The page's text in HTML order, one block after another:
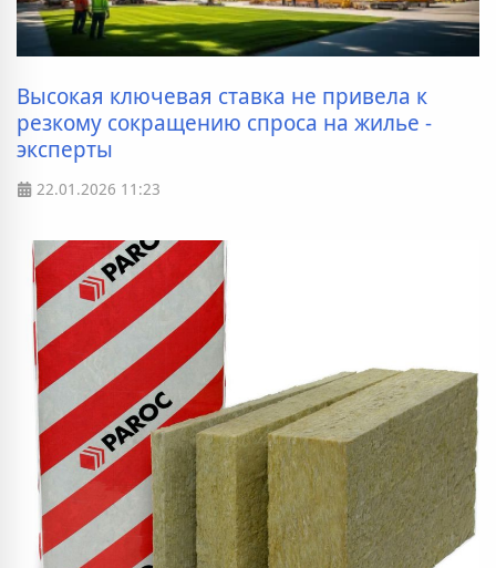
Высокая ключевая ставка не привела к
резкому сокращению спроса на жилье -
эксперты
22.01.2026 11:23